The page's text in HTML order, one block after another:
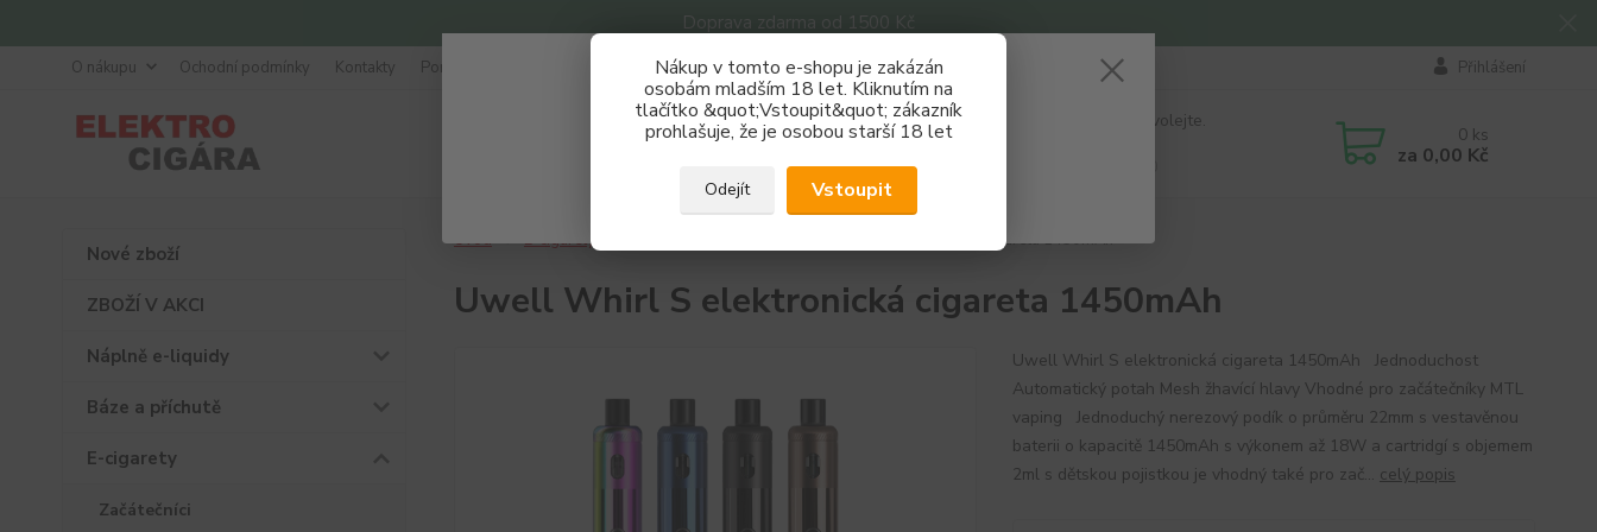
Doprava zdarma od 1500 Kč
Nákup v tomto e-shopu je zakázán
osobám mladším 18 let. Kliknutím na
tlačítko &quot;Vstoupit&quot; zákazník
prohlašuje, že je osobou starší 18 let
Odejít Vstoupit
O nákupu Ochodní podmínky Kontakty Poradna Přihlášení
Hledat
Nevíte si rady? Zavolejte.
0 ks
za 0,00 Kč
Nové zboží
ZBOŽÍ V AKCI
Náplně e-liquidy
Báze a příchutě
E-cigarety
Začátečníci
Úvod E-cigarety Uwell Whirl S elektronická cigareta 1450mAh
Uwell Whirl S elektronická cigareta 1450mAh
Uwell Whirl S elektronická cigareta 1450mAh Jednoduchost
Automatický potah Mesh žhavící hlavy Vhodné pro začátečníky MTL
vaping Jednoduchý nerezový podík o průměru 22mm s vestavěnou
baterii o kapacitě 1450mAh s výkonem až 18W a cartridgí s objemem
2ml s dětskou pojistkou je vhodný také pro zač... celý popis
Získej slevu 3%
Zaregistruj se a nakupuj se slevou právě teď!
REGISTRAČNÍ FORMULÁŘ
Zavřít